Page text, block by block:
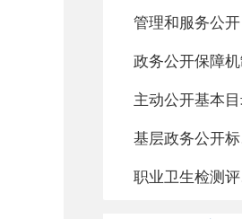
管理和服务公开
政务公开保障机
主动公开基本